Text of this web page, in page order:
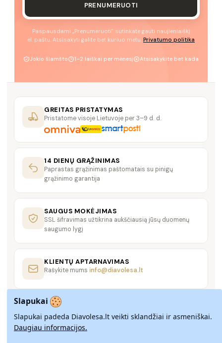
PRENUMERUOTI
Paspausdami „Prenumeruoti" sutinkate gauti naujienlaiškį
el. paštu. Atsisakyti galite bet kuriuo metu. Privatumo politika
Jokio šlamšto 1–2 laiškai per mėnesį Atsisakykite bet kada
GREITAS PRISTATYMAS
Pristatome visoje Lietuvoje per 3–9 d. d.
14 DIENŲ GRĄŽINIMAS
Paprastas grąžinimas paštomatais su pinigų
grąžinimo garantija
SAUGUS MOKĖJIMAS
SSL šifravimas užtikrina aukščiausią jūsų duomenų
saugumo lygį
KLIENTŲ APTARNAVIMAS
Rašykite mums info@diavolesa.lt
Slapukai
Slapukai padeda Diavolesa.lt veikti sklandžiai ir asmeniškai.
Daugiau informacijos.